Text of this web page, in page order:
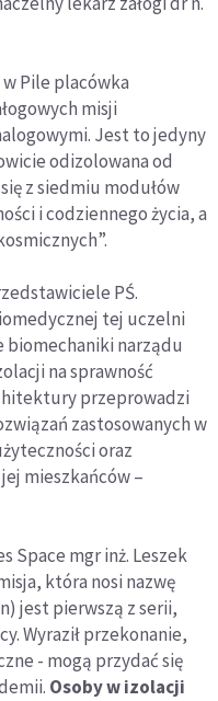
Pile placówka
misji
Jest to jedyny
odizolowana od
z siedmiu modułów
i codziennego życia, a
PŚ.
tej uczelni
biomechaniki narządu
na sprawność
przeprowadzi
zastosowanych w
oraz
mieszkańców –
Space mgr inż. Leszek
która nosi nazwę
jest pierwszą z serii,
Wyraził przekonanie,
- mogą przydać się
Osoby w izolacji